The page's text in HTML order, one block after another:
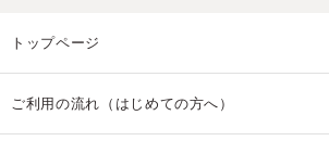
トップページ
ご利用の流れ（はじめての方へ）